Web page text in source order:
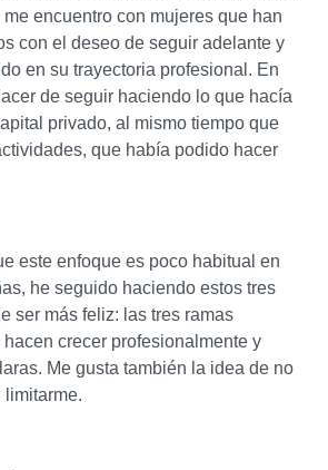
encuentro con mujeres que han
con el deseo de seguir adelante y
en su trayectoria profesional. En
de seguir haciendo lo que hacía
privado, al mismo tiempo que
que había podido hacer
este enfoque es poco habitual en
he seguido haciendo estos tres
ser más feliz: las tres ramas
crecer profesionalmente y
Me gusta también la idea de no
limitarme.